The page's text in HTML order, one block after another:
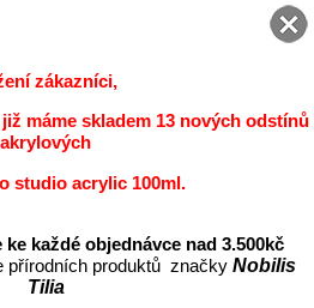
zákazníci,
máme skladem 13 nových odstínů
akrylových
studio acrylic 100ml.
každé objednávce nad 3.500kč
přírodních produktů značky Nobilis
Tilia